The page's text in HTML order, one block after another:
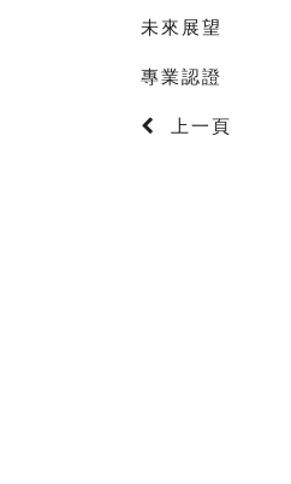
未來展望
專業認證
上一頁